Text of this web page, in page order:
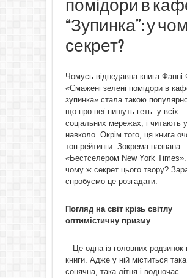
помідори в
“Зупинка”: у
секрет?
Чомусь віднедавна книга Фанні
«Смажені зелені помідори в
зупинка» стала такою
що про неї пишуть геть у всіх
соціальних мережах, і читають
навколо. Окрім того, ця книга
топ-рейтинги. Зокрема названа
«Бестселером New York
чому ж секрет цього твору?
спробуємо це розгадати.
Погляд на світ крізь світлу
оптимістичну призму
Це одна із головних родзинок
книги. Адже у ній міститься така
сонячна, така літня і водночас